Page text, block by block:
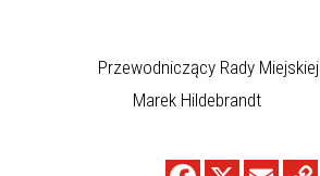
Przewodniczący Rady Miejskiej
Marek Hildebrandt